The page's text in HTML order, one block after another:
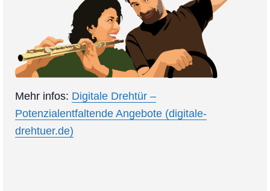
Mehr infos: Digitale Drehtür –
Potenzialentfaltende Angebote (digitale-
drehtuer.de)